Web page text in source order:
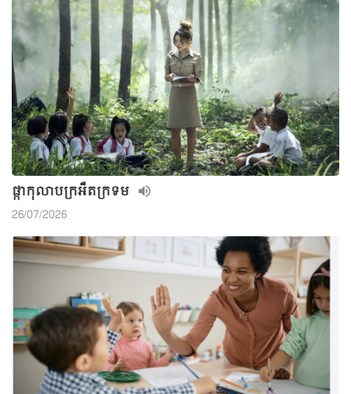
ផ្កាកុលាបក្រអឺតក្រទម
26/07/2026